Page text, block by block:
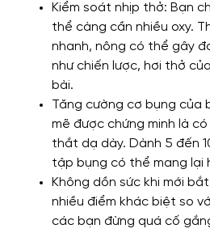
Kiểm soát nhịp thở: Bạn
thể càng cần nhiều oxy.
nhanh, nông có thể gây
như chiến lược, hơi thở
bài.
Tăng cường cơ bụng của
mẽ được chứng minh là
thắt dạ dày. Dành 5 đến
tập bụng có thể mang lại
Không dồn sức khi mới
nhiều điểm khác biệt so
các bạn đừng quá cố